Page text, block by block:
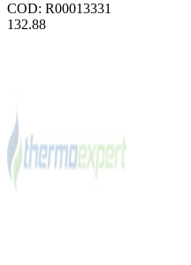
COD: R00013331
132.88